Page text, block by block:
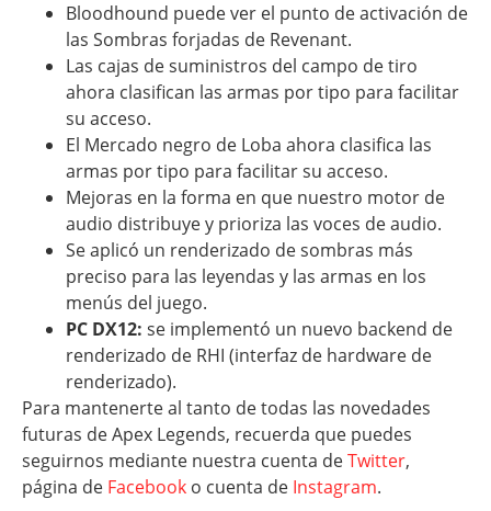
Bloodhound puede ver el punto de activación de
las Sombras forjadas de Revenant.
Las cajas de suministros del campo de tiro
ahora clasifican las armas por tipo para facilitar
su acceso.
El Mercado negro de Loba ahora clasifica las
armas por tipo para facilitar su acceso.
Mejoras en la forma en que nuestro motor de
audio distribuye y prioriza las voces de audio.
Se aplicó un renderizado de sombras más
preciso para las leyendas y las armas en los
menús del juego.
PC DX12: se implementó un nuevo backend de
renderizado de RHI (interfaz de hardware de
renderizado).
Para mantenerte al tanto de todas las novedades
futuras de Apex Legends, recuerda que puedes
seguirnos mediante nuestra cuenta deTwitter,
página de Facebook o cuenta de Instagram.